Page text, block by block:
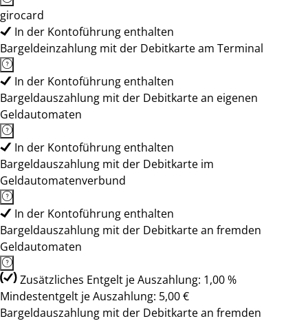
girocard
In der Kontoführung enthalten
Bargeldeinzahlung mit der Debitkarte am Terminal
In der Kontoführung enthalten
Bargeldauszahlung mit der Debitkarte an eigenen
Geldautomaten
In der Kontoführung enthalten
Bargeldauszahlung mit der Debitkarte im
Geldautomatenverbund
In der Kontoführung enthalten
Bargeldauszahlung mit der Debitkarte an fremden
Geldautomaten
Zusätzliches Entgelt je Auszahlung: 1,00 %
Mindestentgelt je Auszahlung: 5,00 €
Bargeldauszahlung mit der Debitkarte an fremden